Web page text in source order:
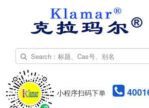
小程序扫码下单